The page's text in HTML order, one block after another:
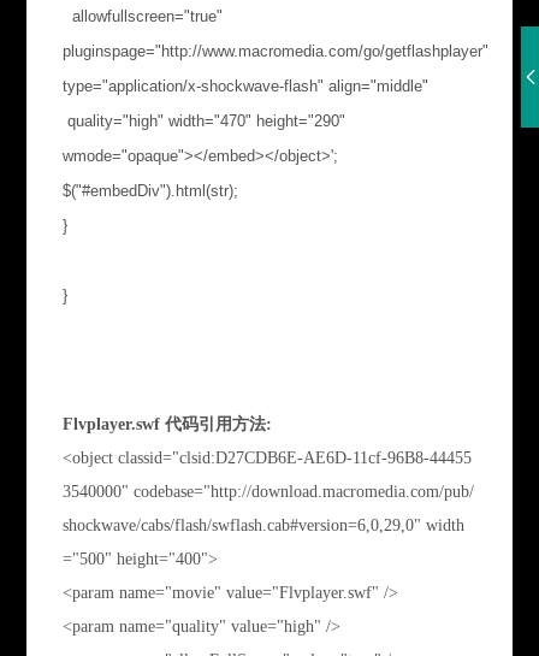
allowfullscreen="true"
pluginspage="http://www.macromedia.com/go/getflashplayer"
type="application/x-shockwave-flash" align="middle"
quality="high" width="470" height="290"
wmode="opaque"></embed></object>';
$("#embedDiv").html(str);
}
}
Flvplayer.swf 代码引用方法:
<object classid="clsid:D27CDB6E-AE6D-11cf-96B8-44455
3540000" codebase="http://download.macromedia.com/pub/
shockwave/cabs/flash/swflash.cab#version=6,0,29,0" width
="500" height="400">
<param name="movie" value="Flvplayer.swf" />
<param name="quality" value="high" />
